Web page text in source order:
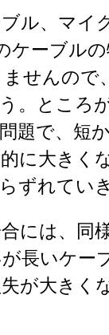
ル、マイ
ケーブル
せんので
。ところ
題で、短
に大きく
ずれてい
には、同
長いケー
が大きく